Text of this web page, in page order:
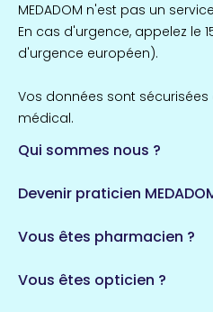
MEDADOM n'est pas un
En cas d'urgence, appelez le
d'urgence européen).
Vos données sont
médical.
Qui sommes nous ?
Devenir praticien
Vous êtes pharmacien ?
Vous êtes opticien ?